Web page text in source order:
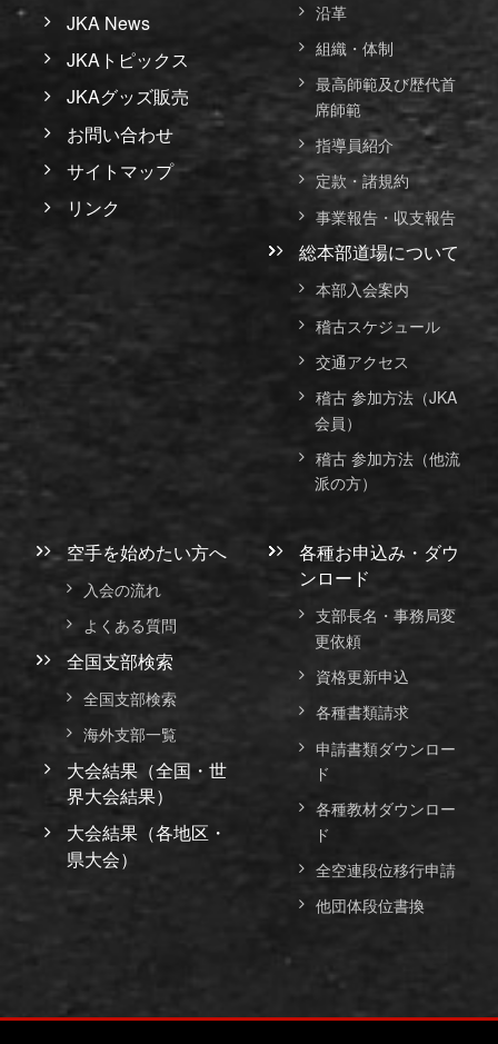
JKA News
JKAトピックス
JKAグッズ販売
お問い合わせ
サイトマップ
リンク
沿革
組織・体制
最高師範及び歴代首
席師範
指導員紹介
定款・諸規約
事業報告・収支報告
総本部道場について
本部入会案内
稽古スケジュール
交通アクセス
稽古 参加方法（JKA
会員）
稽古 参加方法（他流
派の方）
空手を始めたい方へ
入会の流れ
よくある質問
全国支部検索
全国支部検索
海外支部一覧
大会結果（全国・世
界大会結果）
大会結果（各地区・
県大会）
各種お申込み・ダウ
ンロード
支部長名・事務局変
更依頼
資格更新申込
各種書類請求
申請書類ダウンロー
ド
各種教材ダウンロー
ド
全空連段位移行申請
他団体段位書換